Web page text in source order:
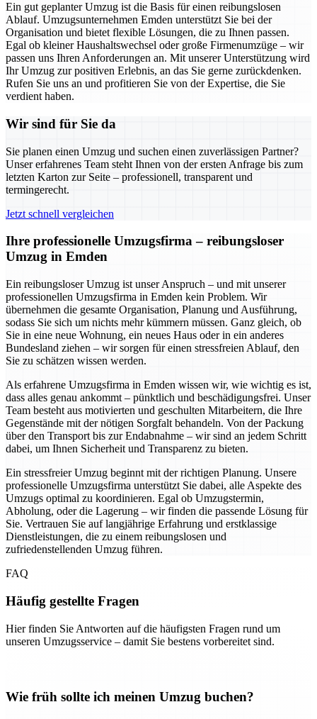
Ein gut geplanter Umzug ist die Basis für einen reibungslosen
Ablauf. Umzugsunternehmen Emden unterstützt Sie bei der
Organisation und bietet flexible Lösungen, die zu Ihnen passen.
Egal ob kleiner Haushaltswechsel oder große Firmenumzüge – wir
passen uns Ihren Anforderungen an. Mit unserer Unterstützung wird
Ihr Umzug zur positiven Erlebnis, an das Sie gerne zurückdenken.
Rufen Sie uns an und profitieren Sie von der Expertise, die Sie
verdient haben.
Wir sind für Sie da
Sie planen einen Umzug und suchen einen zuverlässigen Partner?
Unser erfahrenes Team steht Ihnen von der ersten Anfrage bis zum
letzten Karton zur Seite – professionell, transparent und
termingerecht.
Jetzt schnell vergleichen
Ihre professionelle Umzugsfirma – reibungsloser
Umzug in Emden
Ein reibungsloser Umzug ist unser Anspruch – und mit unserer
professionellen Umzugsfirma in Emden kein Problem. Wir
übernehmen die gesamte Organisation, Planung und Ausführung,
sodass Sie sich um nichts mehr kümmern müssen. Ganz gleich, ob
Sie in eine neue Wohnung, ein neues Haus oder in ein anderes
Bundesland ziehen – wir sorgen für einen stressfreien Ablauf, den
Sie zu schätzen wissen werden.
Als erfahrene Umzugsfirma in Emden wissen wir, wie wichtig es ist,
dass alles genau ankommt – pünktlich und beschädigungsfrei. Unser
Team besteht aus motivierten und geschulten Mitarbeitern, die Ihre
Gegenstände mit der nötigen Sorgfalt behandeln. Von der Packung
über den Transport bis zur Endabnahme – wir sind an jedem Schritt
dabei, um Ihnen Sicherheit und Transparenz zu bieten.
Ein stressfreier Umzug beginnt mit der richtigen Planung. Unsere
professionelle Umzugsfirma unterstützt Sie dabei, alle Aspekte des
Umzugs optimal zu koordinieren. Egal ob Umzugstermin,
Abholung, oder die Lagerung – wir finden die passende Lösung für
Sie. Vertrauen Sie auf langjährige Erfahrung und erstklassige
Dienstleistungen, die zu einem reibungslosen und
zufriedenstellenden Umzug führen.
FAQ
Häufig gestellte Fragen
Hier finden Sie Antworten auf die häufigsten Fragen rund um
unseren Umzugsservice – damit Sie bestens vorbereitet sind.
Wie früh sollte ich meinen Umzug buchen?